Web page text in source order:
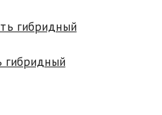
гибридный